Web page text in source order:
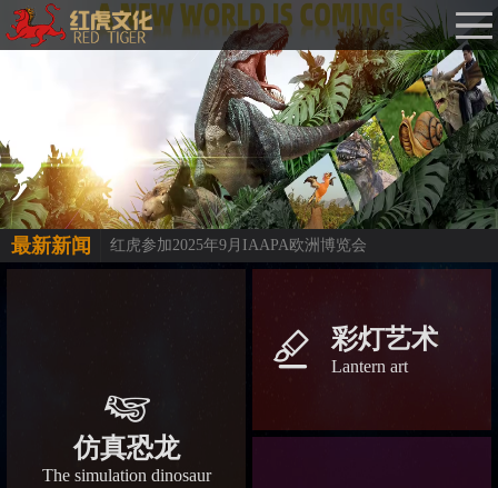
最新新闻 红虎参加2025年9月IAAPA欧洲博览会
󡀅
仿真恐龙
The simulation dinosaur
󡀁 彩灯艺术
Lantern art